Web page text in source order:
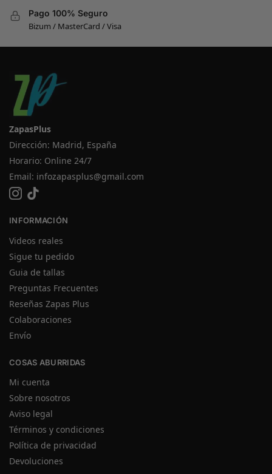
Pago 100% Seguro
Bizum / MasterCard / Visa
ZapasPlus
Dirección: Madrid, España
Horario: Online 24/7
Email: infozapasplus@gmail.com
INFORMACIÓN
Videos reales
Sigue tu pedido
Guia de tallas
Preguntas Frecuentes
Reseñas Zapas Plus
Colaboraciones
Envío
COSAS ABURRIDAS
Mi cuenta
Sobre nosotros
Aviso legal
Términos y condiciones
Política de privacidad
Devoluciones